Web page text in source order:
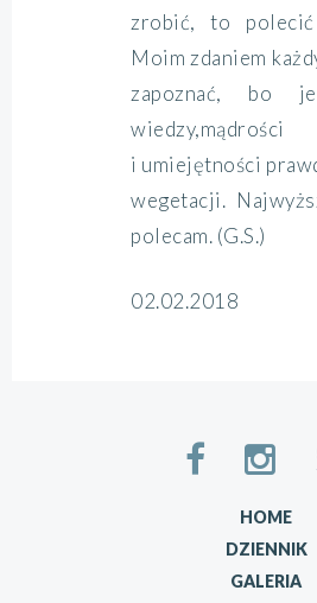
zrobić, to
Moim zdaniem
zapoznać, bo
i umiejętności
wegetacji.
polecam. (G.S.)
02.02.2018
HOME
DZIENNIK
GALERIA